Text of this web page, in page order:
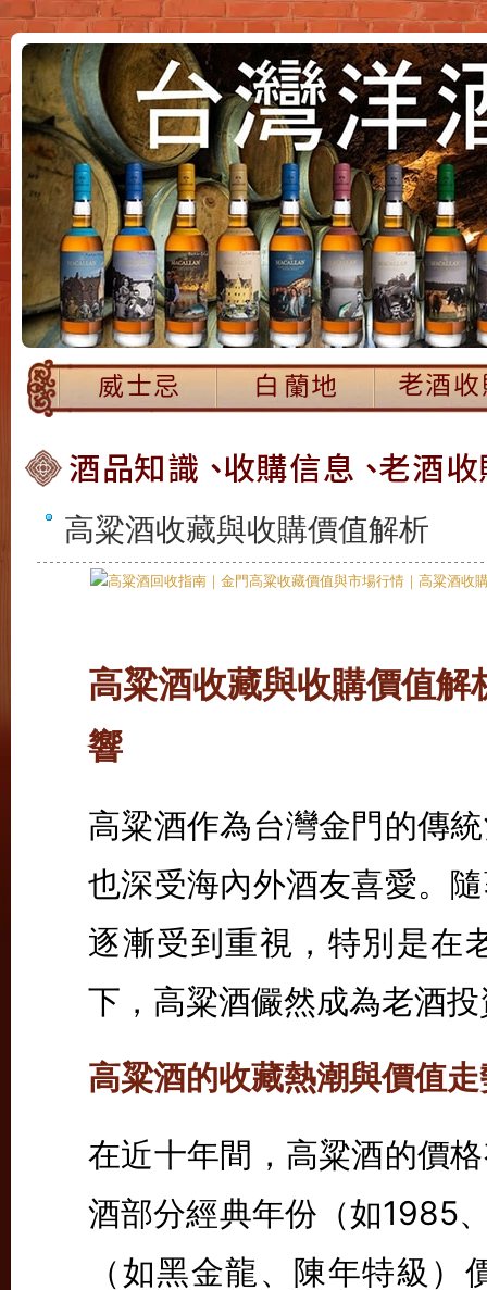
高粱酒收藏與收購價值解析
高粱酒收藏與收購價值
響
高粱酒作為台灣金門的傳
也深受海內外酒友喜愛。
逐漸受到重視，特別是在
下，高粱酒儼然成為老酒
高粱酒的收藏熱潮與價值
在近十年間，高粱酒的價
酒部分經典年份（如1985
（如黑金龍、陳年特級